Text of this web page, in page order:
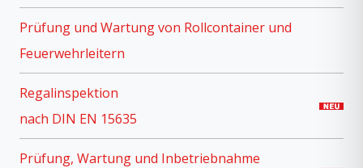
Prüfung und Wartung von Rollcontainer und
Feuerwehrleitern
Regalinspektion
nach DIN EN 15635
Prüfung, Wartung und Inbetriebnahme